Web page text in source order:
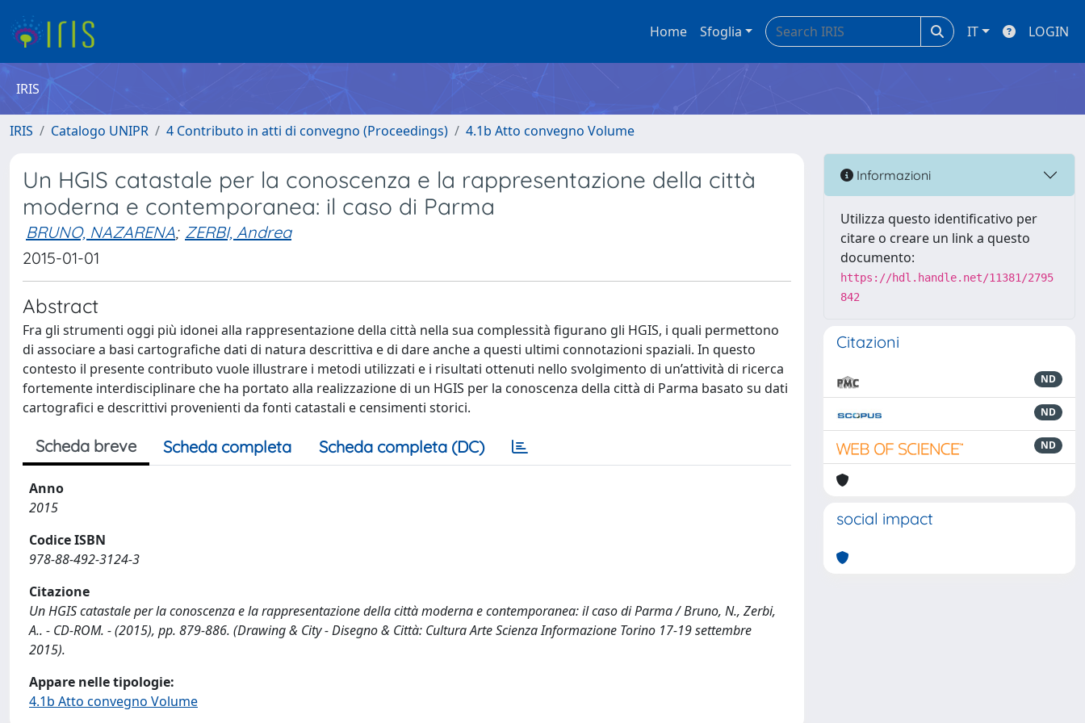
Home Sfoglia IT LOGIN
IRIS
IRIS Catalogo UNIPR 4 Contributo in atti di convegno (Proceedings) 4.1b Atto convegno Volume
Un HGIS catastale per la conoscenza e la rappresentazione della città
moderna e contemporanea: il caso di Parma
BRUNO, NAZARENA; ZERBI, Andrea
2015-01-01
Abstract
Fra gli strumenti oggi più idonei alla rappresentazione della città nella sua complessità figurano gli HGIS, i quali permettono
di associare a basi cartografiche dati di natura descrittiva e di dare anche a questi ultimi connotazioni spaziali. In questo
contesto il presente contributo vuole illustrare i metodi utilizzati e i risultati ottenuti nello svolgimento di un’attività di ricerca
fortemente interdisciplinare che ha portato alla realizzazione di un HGIS per la conoscenza della città di Parma basato su dati
cartografici e descrittivi provenienti da fonti catastali e censimenti storici.
Scheda breve Scheda completa Scheda completa (DC)
Anno
2015
Codice ISBN
978-88-492-3124-3
Citazione
Un HGIS catastale per la conoscenza e la rappresentazione della città moderna e contemporanea: il caso di Parma / Bruno, N., Zerbi,
A.. - CD-ROM. - (2015), pp. 879-886. (Drawing & City - Disegno & Città: Cultura Arte Scienza Informazione Torino 17-19 settembre
2015).
Appare nelle tipologie:
4.1b Atto convegno Volume
Informazioni
Utilizza questo identificativo per
citare o creare un link a questo
documento:
https://hdl.handle.net/11381/2795
842
Citazioni
ND
ND
ND
social impact